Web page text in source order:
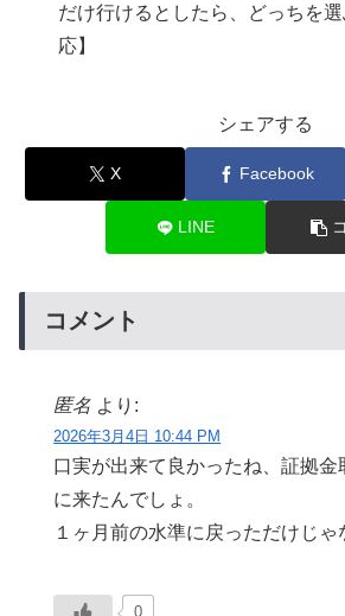
だけ行けるとしたら、どっちを
応】
シェアする
X Facebook
LINE
コメント
匿名 より:
2026年3月4日 10:44 PM
口実が出来て良かったね、証拠金
に来たんでしょ。
１ヶ月前の水準に戻っただけじゃ
0